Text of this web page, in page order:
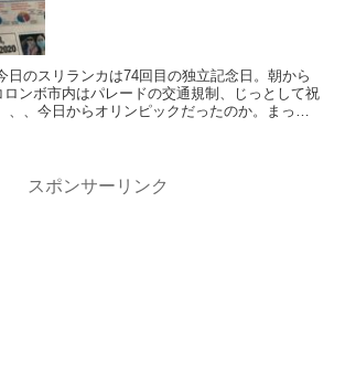
ンボ市内はパレードの交通規制、じっとして祝
スポンサーリンク